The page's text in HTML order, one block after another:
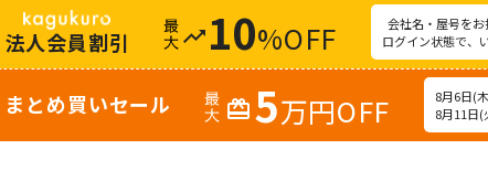
法人会員割引 trending_up 10%OFF
会社名・屋号を
ログイン状態で、
まとめ買いセール redeem 5万円OFF
8月6日(
8月11日(